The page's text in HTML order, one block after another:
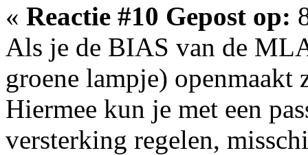
« Reactie #10 Gepost op:
Als je de BIAS van de
groene lampje) openmaakt
Hiermee kun je met een
versterking regelen,